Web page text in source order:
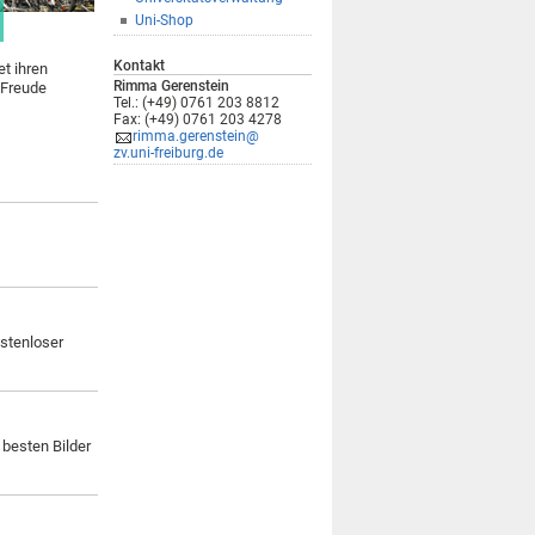
ihren
Bilder
Uni-Shop
Kontakt
Rimma Gerenstein
Tel.: (+49) 0761 203 8812
Fax: (+49) 0761 203 4278
rimma.gerenstein@
zv.uni-freiburg.de